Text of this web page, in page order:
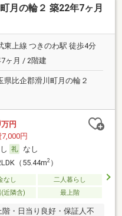
月の輪２ 築22年7ヶ月
東上線 つきのわ駅 徒歩4分
ヶ月 / 2階建
県比企郡滑川町月の輪２
万円
円
なし
（55.44m2）
なし
二人暮らし
近隣含) 最上階
・日当り良好・保証人不